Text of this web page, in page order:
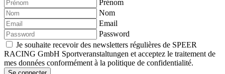
Prénom
Nom
Email
Password
Je souhaite recevoir des newsletters régulières de SPEER
RACING GmbH Sportveranstaltungen et acceptez le traitement de
mes données conformément à la politique de confidentialité.